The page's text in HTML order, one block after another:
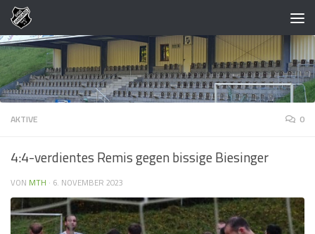
Zum Inhalt springen
AKTIVE 0
4:4-verdientes Remis gegen bissige Biesinger
VON MTH · 6. NOVEMBER 2023